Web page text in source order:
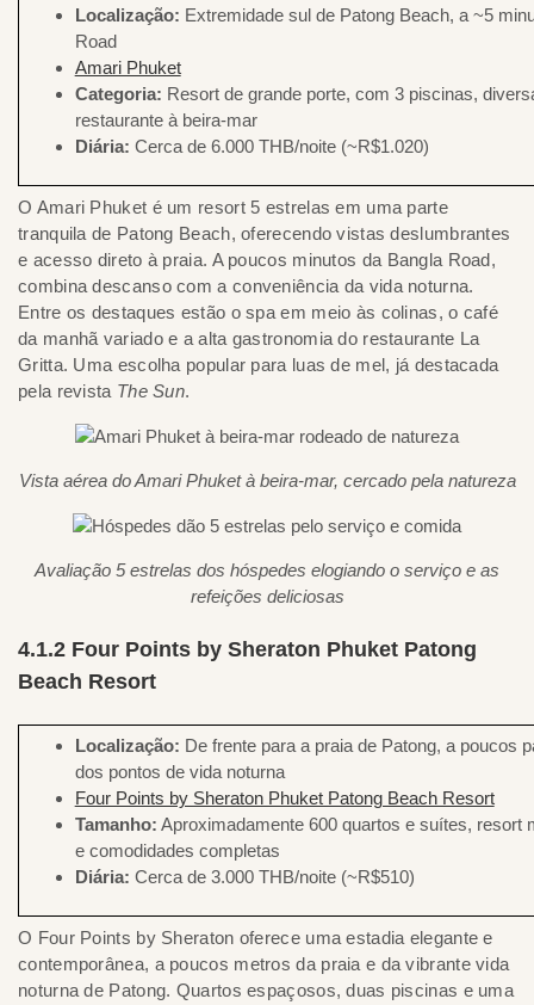
Localização: Extremidade sul de Patong Beach, a ~5
Road
Amari Phuket
Categoria: Resort de grande porte, com 3 piscinas,
restaurante à beira-mar
Diária: Cerca de 6.000 THB/noite (~R$1.020)
O Amari Phuket é um resort 5 estrelas em uma parte
tranquila de Patong Beach, oferecendo vistas deslumbrantes
e acesso direto à praia. A poucos minutos da Bangla Road,
combina descanso com a conveniência da vida noturna.
Entre os destaques estão o spa em meio às colinas, o café
da manhã variado e a alta gastronomia do restaurante La
Gritta. Uma escolha popular para luas de mel, já destacada
pela revista The Sun.
Vista aérea do Amari Phuket à beira-mar, cercado pela natureza
Avaliação 5 estrelas dos hóspedes elogiando o serviço e as
refeições deliciosas
4.1.2 Four Points by Sheraton Phuket Patong
Beach Resort
Localização: De frente para a praia de Patong, a poucos
dos pontos de vida noturna
Four Points by Sheraton Phuket Patong Beach Resort
Tamanho: Aproximadamente 600 quartos e suítes, resort
e comodidades completas
Diária: Cerca de 3.000 THB/noite (~R$510)
O Four Points by Sheraton oferece uma estadia elegante e
contemporânea, a poucos metros da praia e da vibrante vida
noturna de Patong. Quartos espaçosos, duas piscinas e uma